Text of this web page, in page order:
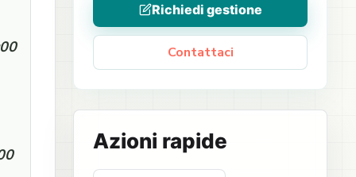
Richiedi gestione
Contattaci
Azioni rapide